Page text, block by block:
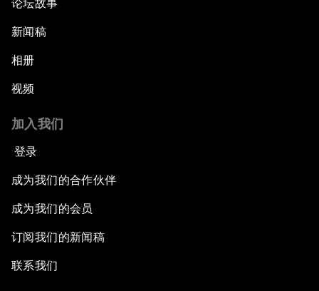
论坛故事
新闻稿
相册
视频
加入我们
登录
成为我们的合作伙伴
成为我们的会员
订阅我们的新闻稿
联系我们